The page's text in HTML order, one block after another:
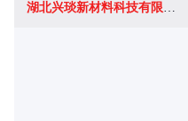
湖北兴琰新材料科技有限公司